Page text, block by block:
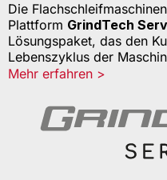
Die
Plattform GrindTech
Lösungspaket, das den
Lebenszyklus der
Mehr erfahren >